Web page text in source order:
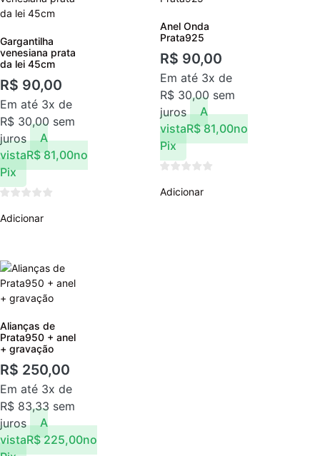
Gargantilha
venesiana prata
da lei 45cm
R$ 90,00
Em até 3x de
R$ 30,00 sem
juros
A
vistaR$81,00no
Pix
Adicionar
Anel Onda
Prata925
R$ 90,00
Em até 3x de
R$ 30,00 sem
juros
A
vistaR$81,00no
Pix
Adicionar
Alianças de
Prata950 + anel
+ gravação
R$ 250,00
Em até 3x de
R$ 83,33 sem
juros
A
vistaR$225,00no